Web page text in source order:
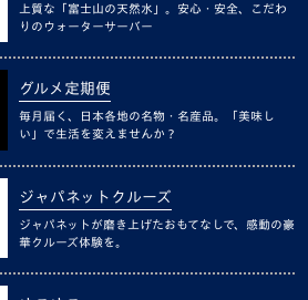
上質な「富士山の天然水」。安心・安全、こだわ
りのウォーターサーバー
グルメ定期便
毎月届く、日本各地の名物・名産品。「美味し
い」で生活を変えませんか？
ジャパネットクルーズ
ジャパネットが磨き上げたおもてなしで、感動の豪
華クルーズ体験を。